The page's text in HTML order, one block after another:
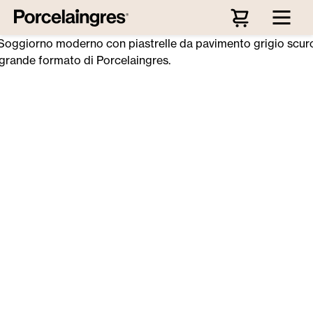
Passa al contenuto principale